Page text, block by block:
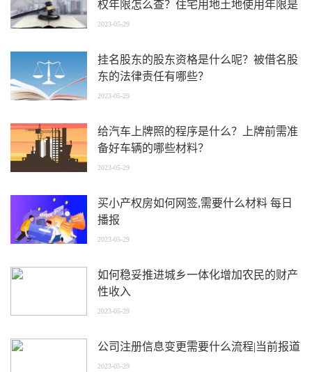
权年限怎么查？住宅用地土地使用年限是
多久呢？
2023-05-29
挂名股东的股东资格是什么呢？被借名股
东的法律责任有哪些？
2023-05-29
给汽车上牌照的程序是什么？上牌前需准
备好车辆的哪些材料？
2023-05-29
买小产权房如何网签,需要什么材料 每日
播报
2023-05-29
如何稳妥推进城乡一体化增加农民的财产
性收入
2023-05-29
公司注册信息变更需要什么流程|当前报道
2023-05-29